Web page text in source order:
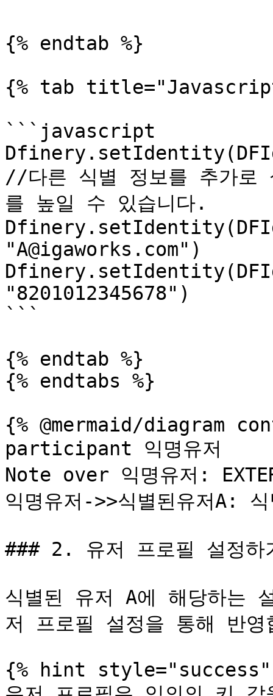
{% endtab %}
{% tab
```javascript
//다른 식별 정보를 추가로
를 높일 수 있습니다.
"A@igaworks.com")
"8201012345678")
```
{% endtab %}
{% endtabs %}
{% @mermaid/diagram
participant 익명유저
Note over 익명유저:
익명유저->>식별된유저A:
### 2. 유저 프로필 설정하
식별된 유저 A에 해당하는
저 프로필 설정을 통해 반영
{% hint style="success"